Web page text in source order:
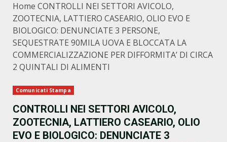
Home CONTROLLI NEI SETTORI AVICOLO,
ZOOTECNIA, LATTIERO CASEARIO, OLIO EVO E
BIOLOGICO: DENUNCIATE 3 PERSONE,
SEQUESTRATE 90MILA UOVA E BLOCCATA LA
COMMERCIALIZZAZIONE PER DIFFORMITA’ DI CIRCA
2 QUINTALI DI ALIMENTI
Comunicati Stampa
CONTROLLI NEI SETTORI AVICOLO,
ZOOTECNIA, LATTIERO CASEARIO, OLIO
EVO E BIOLOGICO: DENUNCIATE 3